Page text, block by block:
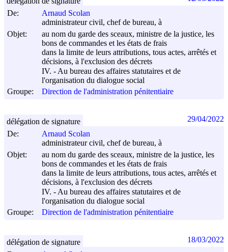
De:
Arnaud Scolan
administrateur civil, chef de bureau, à
Objet:
au nom du garde des sceaux, ministre de la justice, les
bons de commandes et les états de frais
dans la limite de leurs attributions, tous actes, arrêtés et
décisions, à l'exclusion des décrets
IV. - Au bureau des affaires statutaires et de
l'organisation du dialogue social
Groupe:
Direction de l'administration pénitentiaire
De:
Arnaud Scolan
administrateur civil, chef de bureau, à
Objet:
au nom du garde des sceaux, ministre de la justice, les
bons de commandes et les états de frais
dans la limite de leurs attributions, tous actes, arrêtés et
décisions, à l'exclusion des décrets
IV. - Au bureau des affaires statutaires et de
l'organisation du dialogue social
Groupe:
Direction de l'administration pénitentiaire
délégation de signature 29/04/2022
délégation de signature 18/03/2022